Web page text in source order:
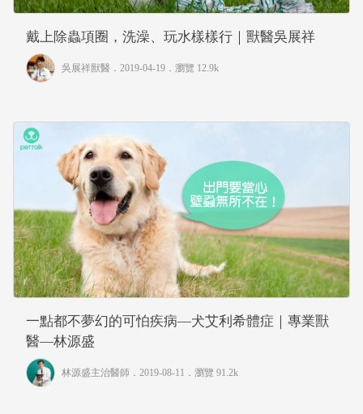
戴上除蟲項圈，洗澡、玩水樣樣行｜獸醫吳展祥
吳展祥獸醫 ．2019-04-19． 瀏覽 12.9k
一點都不夢幻的可怕疾病—犬艾利希體症｜專業獸
醫—林源盛
林源盛主治醫師 ．2019-08-11． 瀏覽 91.2k